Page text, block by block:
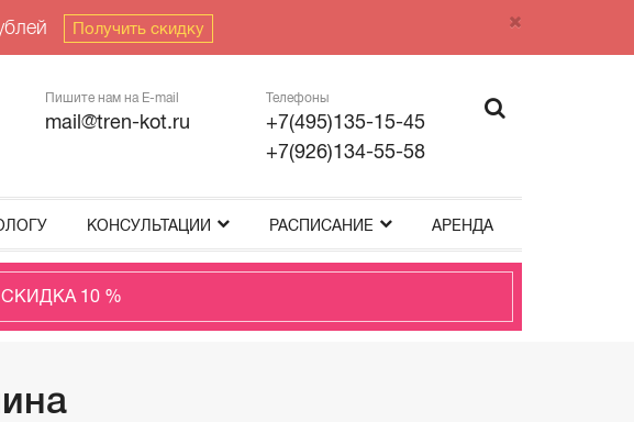
Получить скидку
Пишите нам на E-mail
mail@tren-kot.ru
Телефоны
+7(495)135-15-45
+7(926)134-55-58
КОНСУЛЬТАЦИИ РАСПИСАНИЕ АРЕНДА
10 %